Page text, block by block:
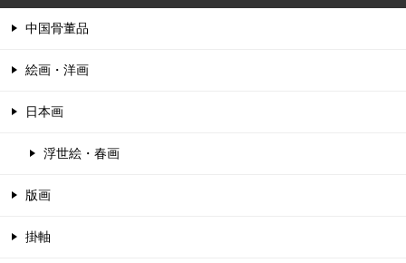
中国骨董品
絵画・洋画
日本画
浮世絵・春画
版画
掛軸